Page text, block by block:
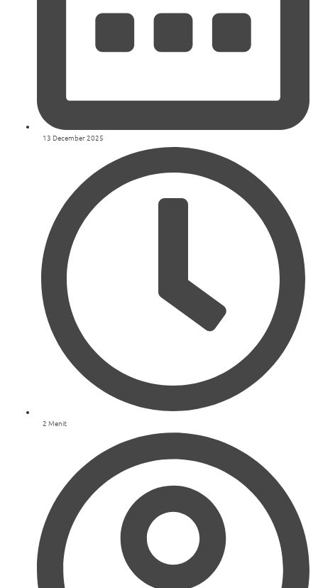
13 December 2025
2 Menit